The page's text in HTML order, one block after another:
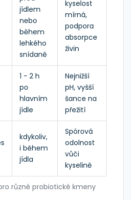
různé probiotické kmeny
jídlem
nebo
během
lehkého
snídaně
kyselost
mírná,
podpora
absorpce
živin
1 - 2 h
po
hlavním
jídle
Nejnižší
pH, vyšší
šance na
přežití
kdykoliv,
i během
jídla
Spórová
odolnost
vůči
kyselině